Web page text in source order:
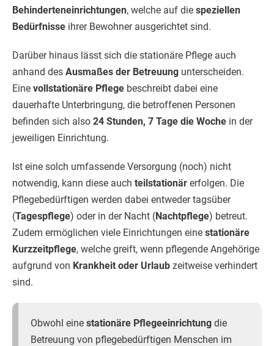
Behinderteneinrichtungen, welche auf die speziellen
Bedürfnisse ihrer Bewohner ausgerichtet sind.
Darüber hinaus lässt sich die stationäre Pflege auch
anhand des Ausmaßes der Betreuung unterscheiden.
Eine vollstationäre Pflege beschreibt dabei eine
dauerhafte Unterbringung, die betroffenen Personen
befinden sich also 24 Stunden, 7 Tage die Woche in der
jeweiligen Einrichtung.
Ist eine solch umfassende Versorgung (noch) nicht
notwendig, kann diese auch teilstationär erfolgen. Die
Pflegebedürftigen werden dabei entweder tagsüber
(Tagespflege) oder in der Nacht (Nachtpflege) betreut.
Zudem ermöglichen viele Einrichtungen eine stationäre
Kurzzeitpflege, welche greift, wenn pflegende Angehörige
aufgrund von Krankheit oder Urlaub zeitweise verhindert
sind.
Obwohl eine stationäre Pflegeeinrichtung die
Betreuung von pflegebedürftigen Menschen im